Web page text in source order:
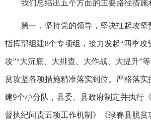
我们总结出五个方面的主要路径措施
第一，坚持党的领导，坚决扛起攻坚
指挥部组建8个专项组，接力发起“四季攻
攻”“大沉底、大排查、大作战、大提升”
贫攻坚各项措施精准落实到位。严格落实
建9个小分队，县委、县政府制定并执行
督执纪问责五项工作机制》《绿春县脱贫